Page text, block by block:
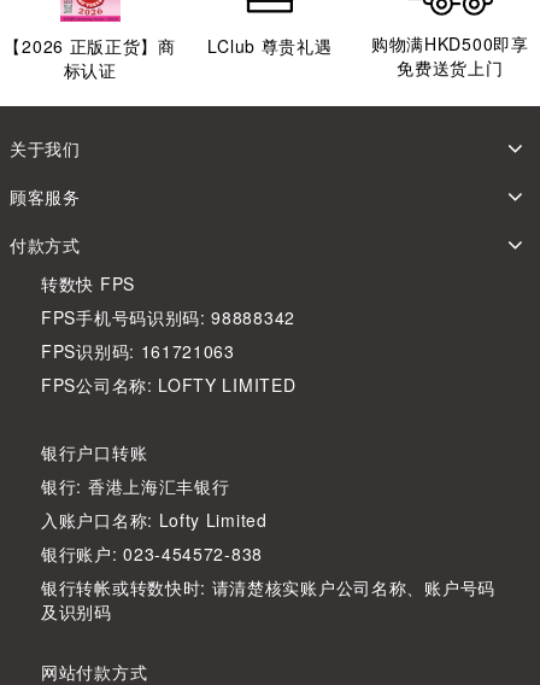
【2026 正版正货】商
标认证
LClub 尊贵礼遇
购物满HKD500即享
免费送货上门
关于我们
顾客服务
付款方式
转数快 FPS
FPS手机号码识别码: 98888342
FPS识别码: 161721063
FPS公司名称: LOFTY LIMITED
银行户口转账
银行: 香港上海汇丰银行
入账户口名称: Lofty Limited
银行账户: 023-454572-838
银行转帐或转数快时: 请清楚核实账户公司名称、账户号码
及识别码
网站付款方式